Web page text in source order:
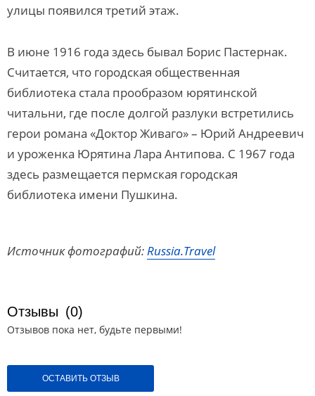
улицы появился третий этаж.
В июне 1916 года здесь бывал Борис Пастернак.
Считается, что городская общественная
библиотека стала прообразом юрятинской
читальни, где после долгой разлуки встретились
герои романа «Доктор Живаго» – Юрий Андреевич
и уроженка Юрятина Лара Антипова. С 1967 года
здесь размещается пермская городская
библиотека имени Пушкина.
Источник фотографий:Russia.Travel
Отзывы (0)
Отзывов пока нет, будьте первыми!
ОСТАВИТЬ ОТЗЫВ